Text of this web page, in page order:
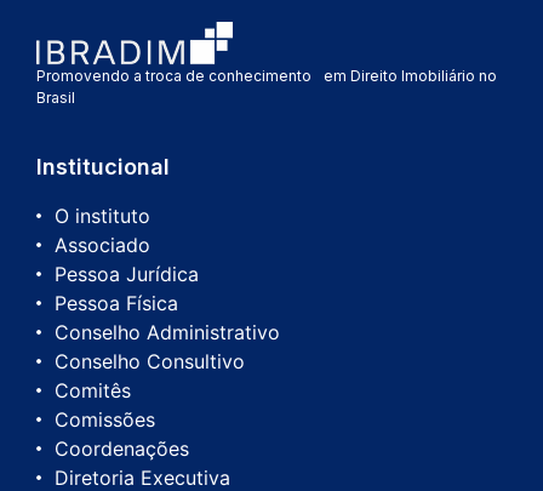
Promovendo a troca de conhecimento em Direito Imobiliário no
Brasil
Institucional
O instituto
Associado
Pessoa Jurídica
Pessoa Física
Conselho Administrativo
Conselho Consultivo
Comitês
Comissões
Coordenações
Diretoria Executiva